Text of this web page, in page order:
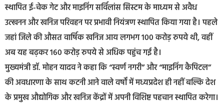
स्थापित ई-चेक गेट और माइनिंग सर्विलांस सिस्टम के माध्यम से अवैध
उत्खनन और खनिज परिवहन पर प्रभावी नियंत्रण स्थापित किया गया है। पहले
जहां जिले की औसत वार्षिक खनिज आय लगभग 100 करोड़ रुपये थी, वहीं
अब यह बढ़कर 160 करोड़ रुपये से अधिक पहुंच गई है।
मुख्यमंत्री डॉ. मोहन यादव ने कहा कि “स्वर्ण नगरी” और “माइनिंग कैपिटल”
की अवधारणा के साथ कटनी आने वाले वर्षों में मध्यप्रदेश ही नहीं बल्कि देश
के प्रमुख औद्योगिक और खनिज केंद्रों में अपनी विशिष्ट पहचान स्थापित करेगा।